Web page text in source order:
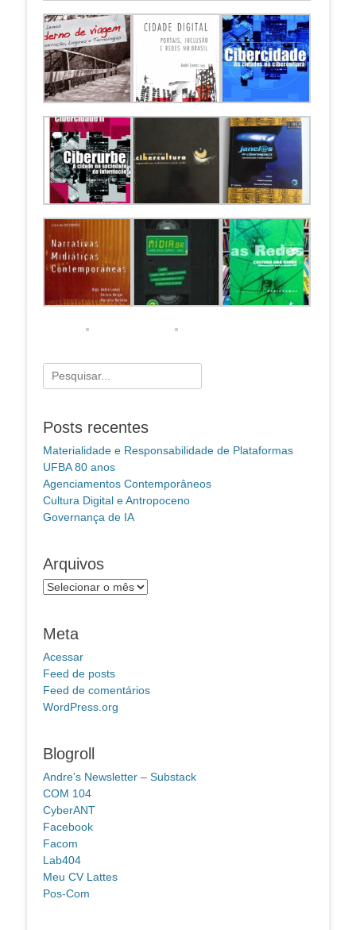
Pesquisar
por:
Posts recentes
Materialidade e Responsabilidade de Plataformas
UFBA 80 anos
Agenciamentos Contemporâneos
Cultura Digital e Antropoceno
Governança de IA
Arquivos
Arquivos
Meta
Acessar
Feed de posts
Feed de comentários
WordPress.org
Blogroll
Andre's Newsletter – Substack
COM 104
CyberANT
Facebook
Facom
Lab404
Meu CV Lattes
Pos-Com